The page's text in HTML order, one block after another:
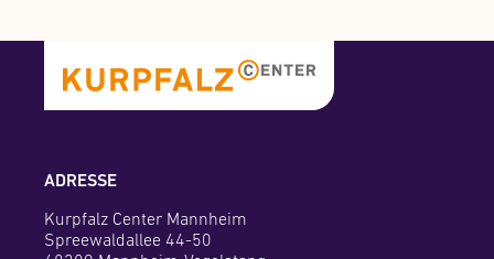
ADRESSE
Kurpfalz Center Mannheim
Spreewaldallee 44-50